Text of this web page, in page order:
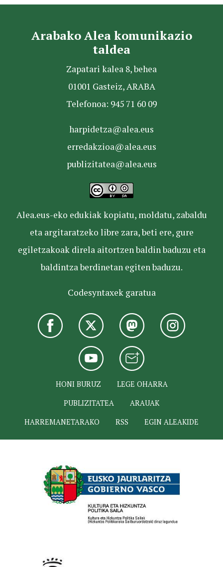
Arabako Alea komunikazio
taldea
Zapatari kalea 8, behea
01001 Gasteiz, ARABA
Telefonoa: 945 71 60 09
harpidetza@alea.eus
erredakzioa@alea.eus
publizitatea@alea.eus
Alea.eus-eko edukiak kopiatu, moldatu, zabaldu
eta argitaratzeko libre zara, beti ere, gure
egiletzakoak direla aitortzen baldin baduzu eta
baldintza berdinetan egiten baduzu.
Codesyntaxek garatua
HONI BURUZ
LEGE OHARRA
PUBLIZITATEA
ARAUAK
HARREMANETARAKO
RSS EGIN ALEAKIDE